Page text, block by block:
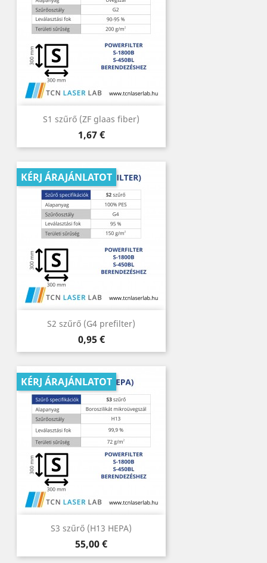
S1 szűrő (ZF glaas fiber)
Ár
1,67 €
S2 szűrő (G4 prefilter)
Ár
0,95 €
KÉRJ ÁRAJÁNLATOT
S3 szűrő (H13 HEPA)
Ár
55,00 €
KÉRJ ÁRAJÁNLATOT